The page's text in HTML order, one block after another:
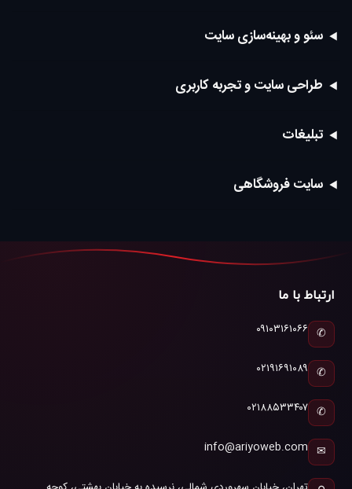
سئو و بهینه‌سازی سایت
طراحی سایت و تجربه کاربری
تبلیغات
سایت فروشگاهی
ارتباط با ما
✆ ۰۹۱۰۳۱۶۱۰۶۶
✆ ۰۲۱۹۱۶۹۱۰۸۹
✆ ۰۲۱۸۸۵۳۳۴۰۷
✉
info@ariyoweb.com